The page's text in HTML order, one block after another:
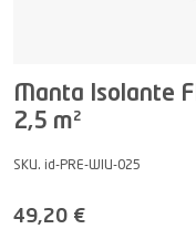
Manta Isolante
2,5 m²
SKU. id-PRE-WIU-025
49,20 €